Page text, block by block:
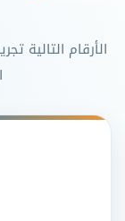
الأرقام التالية